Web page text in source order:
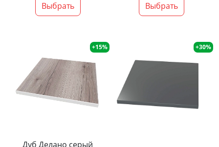
Выбрать Выбрать
+15%
Дуб Делано серый
+30%